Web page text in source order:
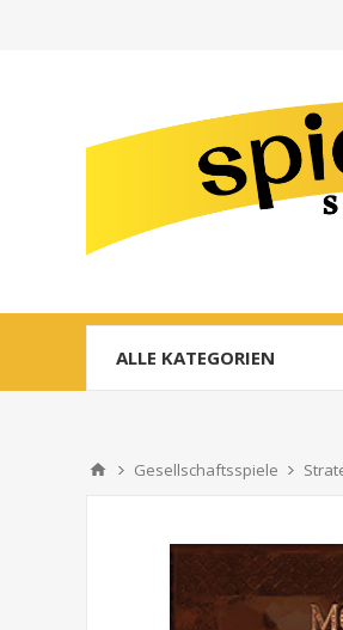
ALLE KATEGORIEN
Gesellschaftsspiele